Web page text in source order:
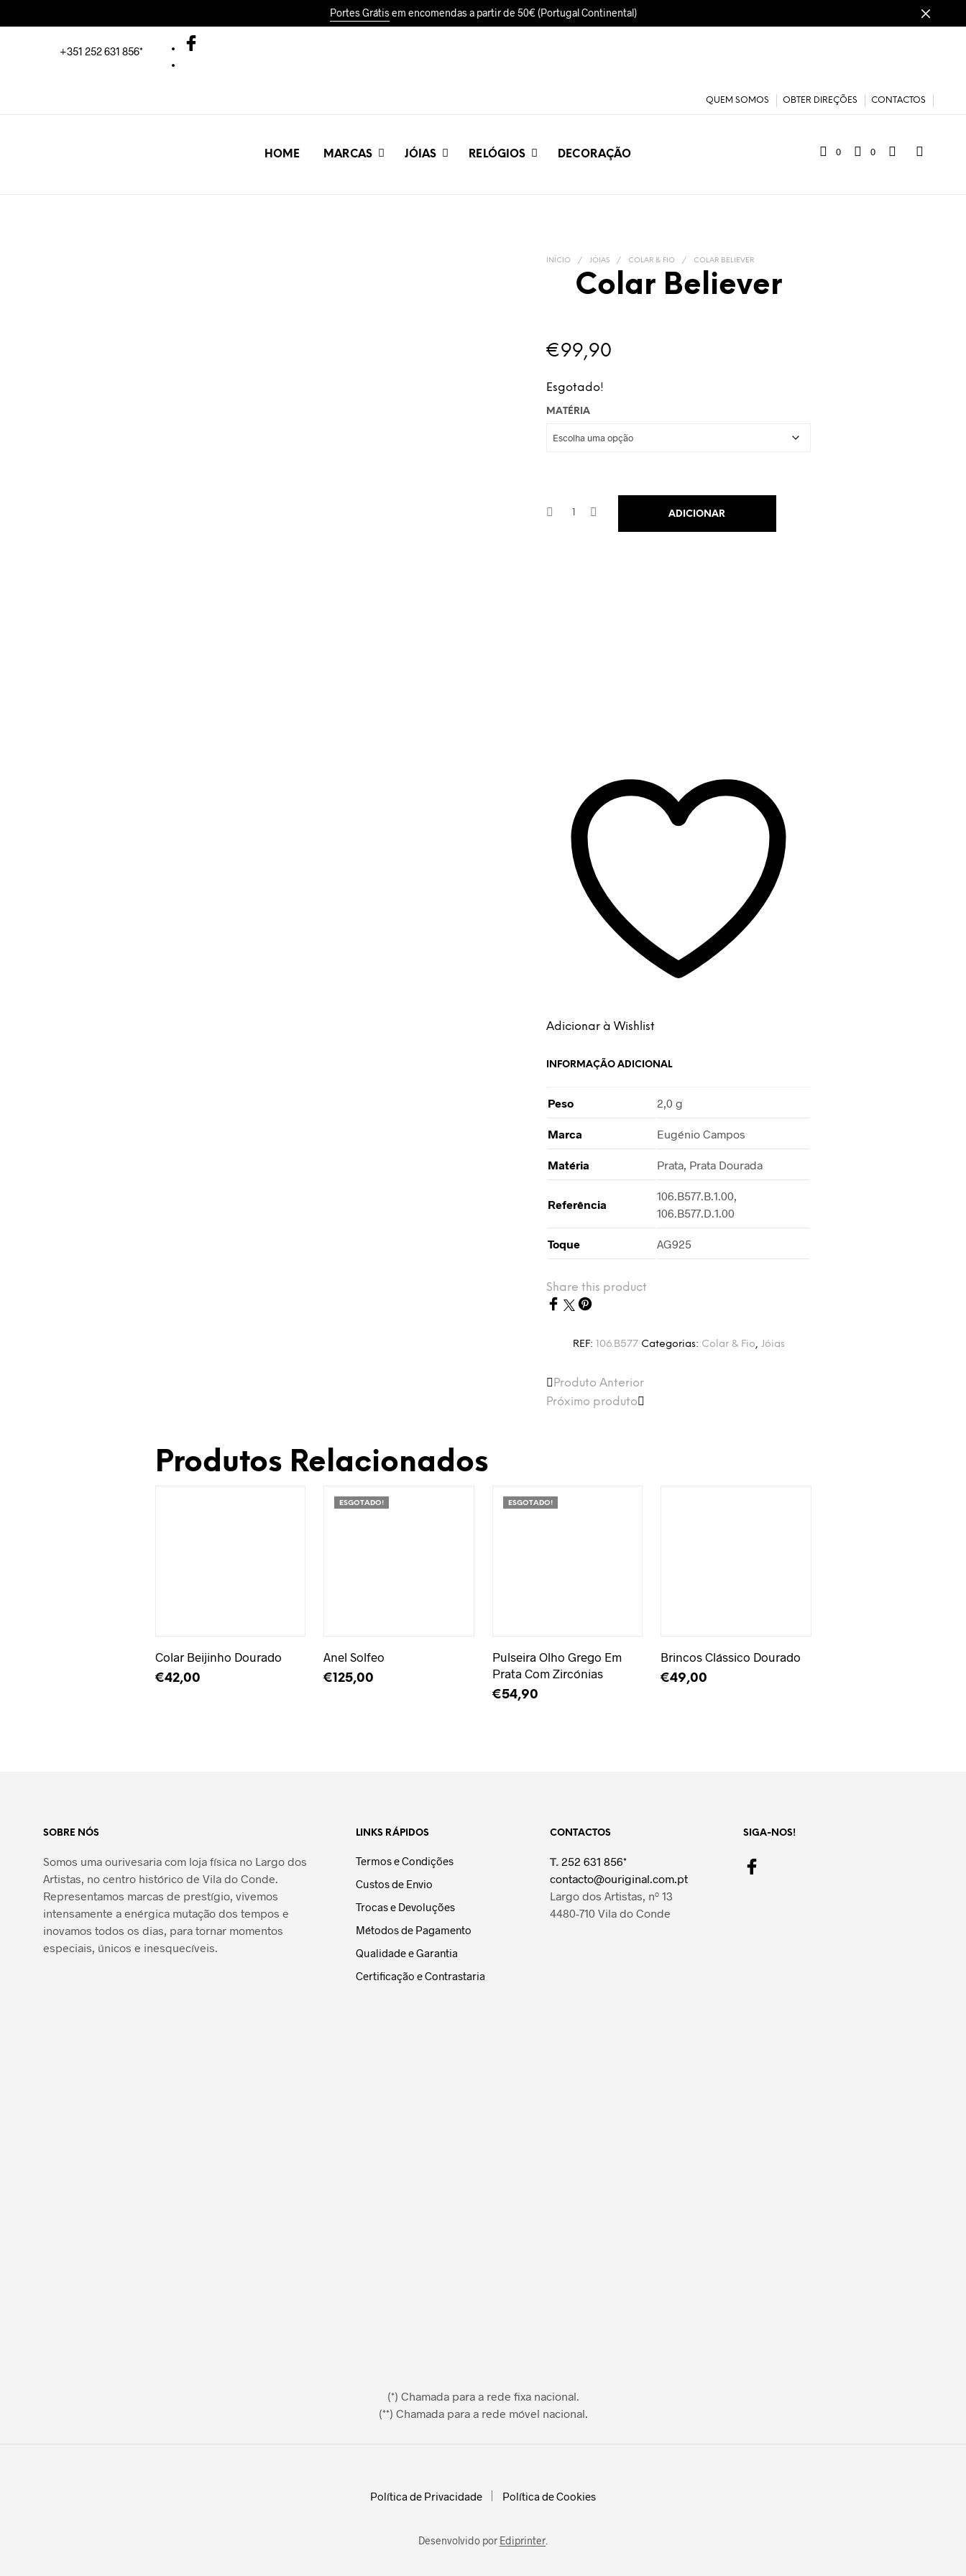
Portes Grátisem encomendas a partir de 50€ (Portugal Continental)
+351 252 631 856*
QUEM SOMOS OBTER DIREÇÕES CONTACTOS
HOME MARCAS JÓIAS RELÓGIOS DECORAÇÃO 0 0
INÍCIO / JÓIAS / COLAR & FIO / COLAR BELIEVER
Colar Believer
€99,90
Esgotado!
MATÉRIA
ADICIONAR
Adicionar à Wishlist
INFORMAÇÃO ADICIONAL
Peso 2,0 g
Marca Eugénio Campos
Matéria Prata, Prata Dourada
Referência
106.B577.B.1.00,
106.B577.D.1.00
Toque AG925
Share this product
REF: 106.B577 Categorias: Colar & Fio, Jóias
Produto Anterior
Próximo produto
Produtos Relacionados
Colar Beijinho Dourado
€42,00
ESGOTADO!
Anel Solfeo
€125,00
ESGOTADO!
Pulseira Olho Grego Em
Prata Com Zircónias
€54,90
Brincos Clássico Dourado
€49,00
SOBRE NÓS
Somos uma ourivesaria com loja física no Largo dos
Artistas, no centro histórico de Vila do Conde.
Representamos marcas de prestígio, vivemos
intensamente a enérgica mutação dos tempos e
inovamos todos os dias, para tornar momentos
especiais, únicos e inesquecíveis.
LINKS RÁPIDOS
Termos e Condições
Custos de Envio
Trocas e Devoluções
Métodos de Pagamento
Qualidade e Garantia
Certificação e Contrastaria
CONTACTOS
T. 252 631 856*
contacto@ouriginal.com.pt
Largo dos Artistas, nº 13
4480-710 Vila do Conde
SIGA-NOS!
(*) Chamada para a rede fixa nacional.
(**) Chamada para a rede móvel nacional.
Política de Privacidade Política de Cookies
Desenvolvido por Ediprinter